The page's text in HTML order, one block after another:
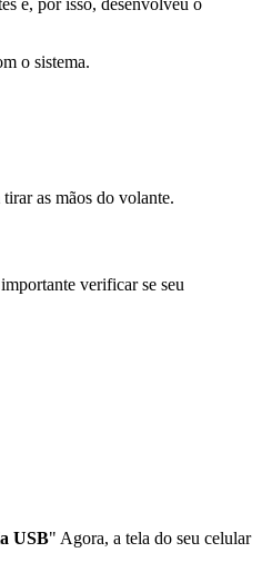
e, por isso, desenvolveu o
o sistema.
as mãos do volante.
verificar se seu
USB" Agora, a tela do seu celular